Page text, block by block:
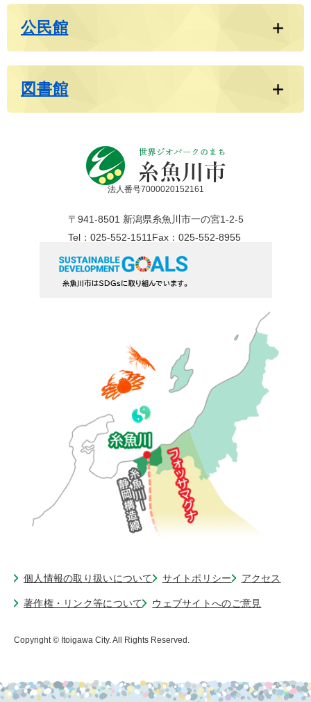
公民館
図書館
法人番号7000020152161
〒941-8501 新潟県糸魚川市一の宮1-2-5
Tel：025-552-1511Fax：025-552-8955
個人情報の取り扱いについて サイトポリシー アクセス
著作権・リンク等について ウェブサイトへのご意見
Copyright © Itoigawa City. All Rights Reserved.